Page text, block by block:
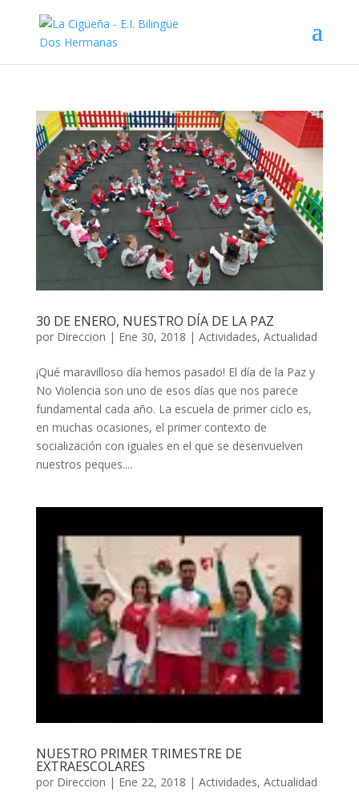
30 DE ENERO, NUESTRO DÍA DE LA PAZ
por Direccion | Ene 30, 2018 | Actividades, Actualidad
¡Qué maravilloso día hemos pasado! El día de la Paz y
No Violencia son uno de esos días que nos parece
fundamental cada año. La escuela de primer ciclo es,
en muchas ocasiones, el primer contexto de
socialización con iguales en el que se desenvuelven
nuestros peques....
NUESTRO PRIMER TRIMESTRE DE
EXTRAESCOLARES
por Direccion | Ene 22, 2018 | Actividades, Actualidad